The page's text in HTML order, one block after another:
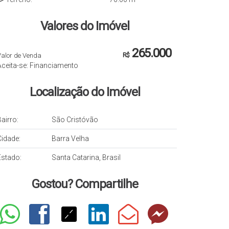
Valores do Imóvel
R$265.000
de Venda
se: Financiamento
Localização do Imóvel
São Cristóvão
Barra Velha
Santa Catarina, Brasil
Gostou? Compartilhe